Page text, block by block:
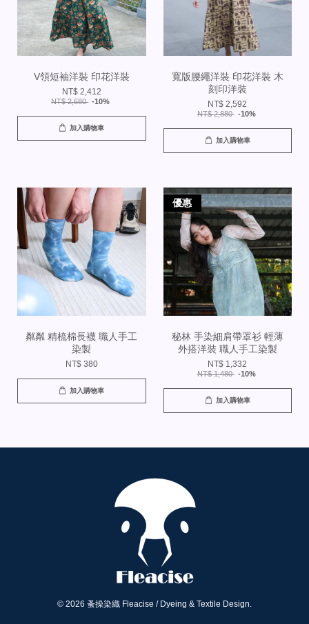
V領短袖洋裝 印花洋裝
NT$ 2,412
NT$ 2,680 -10%
加入購物車
寬版腰繩洋裝 印花洋裝 木
刻印洋裝
NT$ 2,592
NT$ 2,880 -10%
加入購物車
粼粼 精梳棉長襪 職人手工
染製
NT$ 380
加入購物車
優惠
秘林 手染細肩帶罩衫 輕薄
外搭洋裝 職人手工染製
NT$ 1,332
NT$ 1,480 -10%
加入購物車
© 2026 蚤操染織 Fleacise / Dyeing & Textile Design.